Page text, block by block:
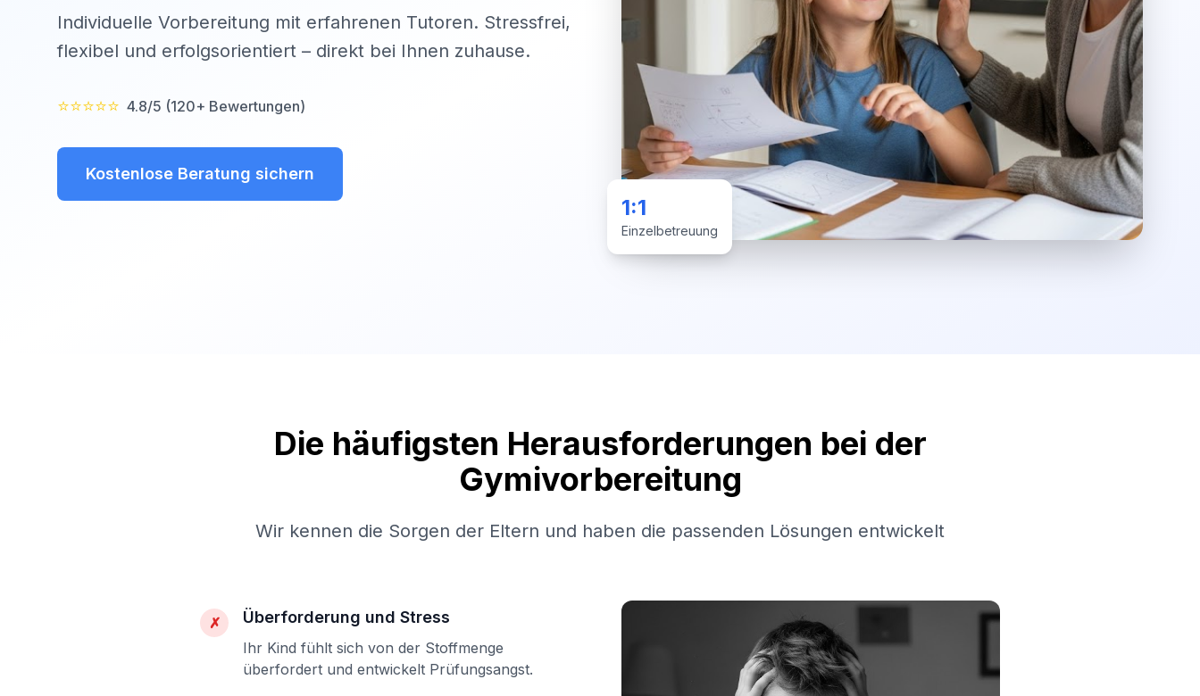
Individuelle Vorbereitung mit erfahrenen Tutoren. Stressfrei,
flexibel und erfolgsorientiert – direkt bei Ihnen zuhause.
⭐⭐⭐⭐⭐ 4.8/5 (120+ Bewertungen)
Kostenlose Beratung sichern
1:1
Einzelbetreuung
Die häufigsten Herausforderungen bei der
Gymivorbereitung
Wir kennen die Sorgen der Eltern und haben die passenden Lösungen entwickelt
✗ Überforderung und Stress
Ihr Kind fühlt sich von der Stoffmenge
überfordert und entwickelt Prüfungsangst.